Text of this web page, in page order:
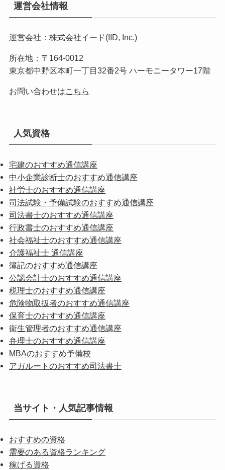
運営会社情報
運営会社：株式会社イード(IID, Inc.)
所在地：〒164-0012
東京都中野区本町一丁目32番2号 ハーモニータワー17階
お問い合わせはこちら
人気資格
宅建のおすすめ通信講座
中小企業診断士のおすすめ通信講座
社労士のおすすめ通信講座
司法試験・予備試験のおすすめ通信講座
司法書士のおすすめ通信講座
行政書士のおすすめ通信講座
社会福祉士のおすすめ通信講座
介護福祉士 通信講座
簿記のおすすめ通信講座
公認会計士のおすすめ通信講座
税理士のおすすめ通信講座
危険物取扱者のおすすめ通信講座
保育士のおすすめ通信講座
衛生管理者のおすすめ通信講座
弁理士のおすすめ通信講座
MBAのおすすめ予備校
アガルートのおすすめ司法書士
当サイト・人気記事情報
おすすめの資格
需要のある資格ランキング
稼げる資格